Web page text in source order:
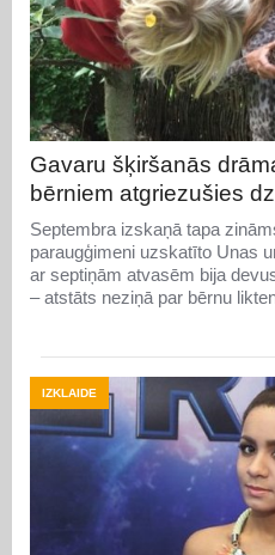
Gavaru šķiršanās
bērniem atgriezušies
Septembra izskaņā tapa
paraugģimeni uzskatīto Unas
ar septiņām atvasēm bija
– atstāts neziņā par bērnu
IZKLAIDE